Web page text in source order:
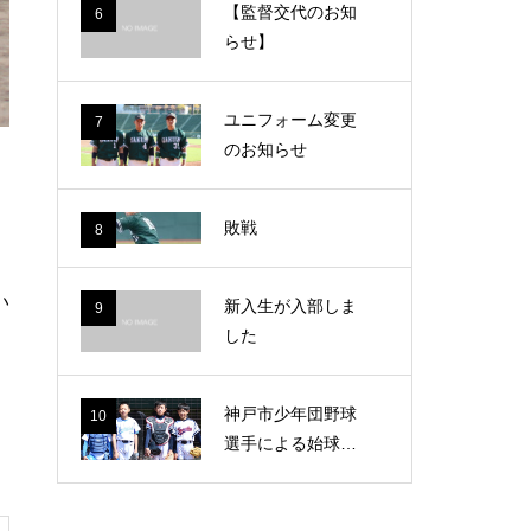
6
【監督交代のお知
らせ】
7
ユニフォーム変更
のお知らせ
8 敗戦
9
新入生が入部しま
した
10
神戸市少年団野球
選手による始球式